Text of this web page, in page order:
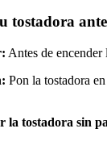
tostadora
Antes de
Pon la tostadora
la tostadora sin